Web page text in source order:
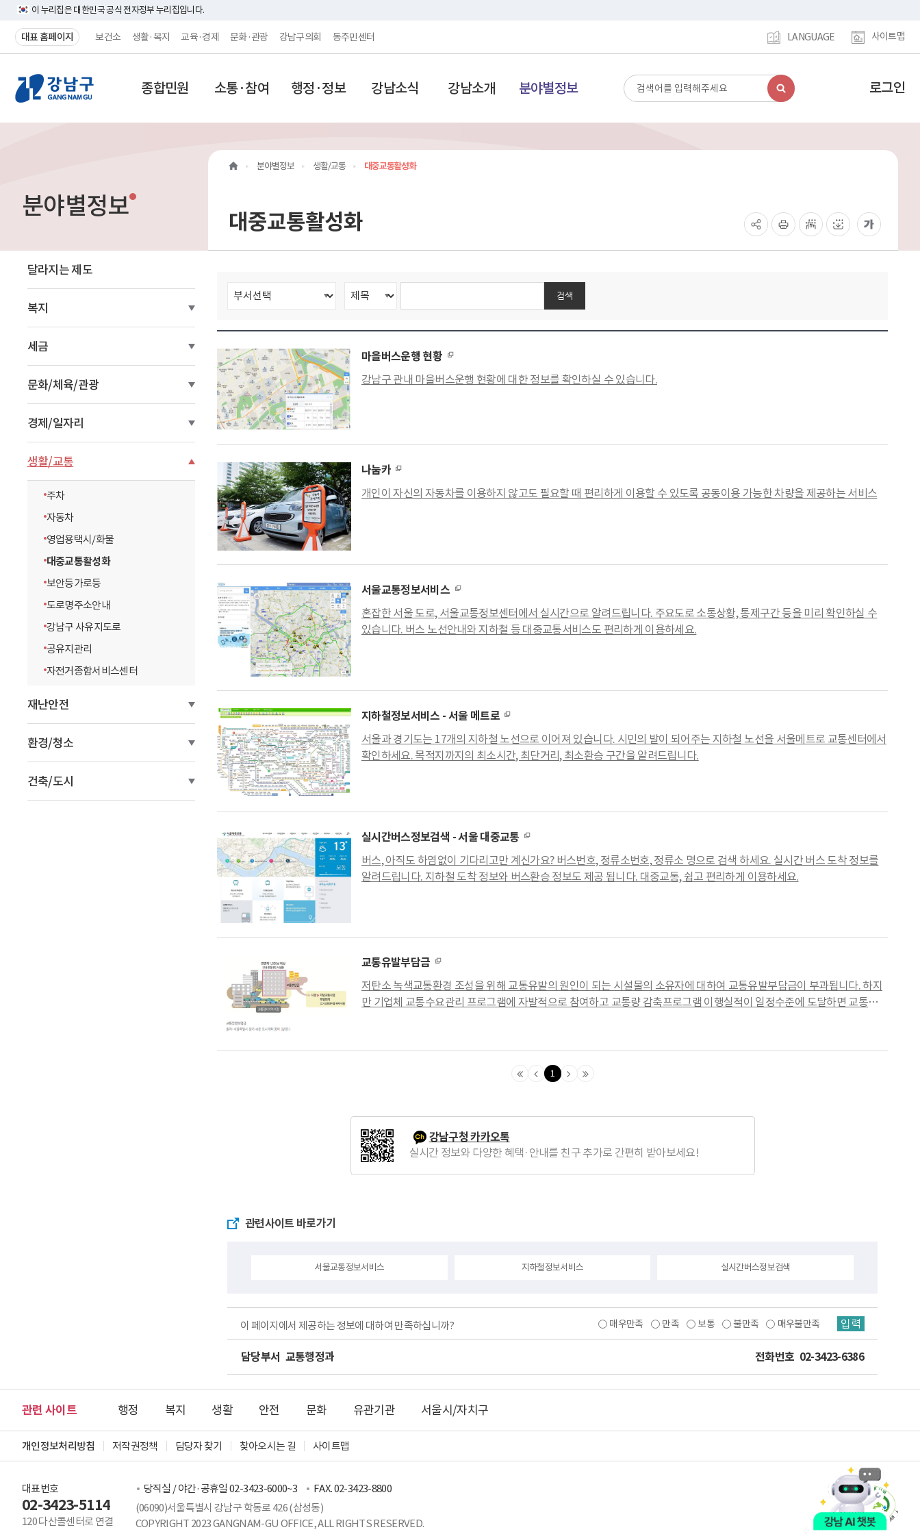
이 누리집은 대한민국 공식 전자정부 누리집입니다.
대표 홈페이지 보건소 생활·복지 교육·경제 문화·관광 강남구의회 동주민센터 LANGUAGE 사이트맵
강
남
페
이
지
메
인
이
동
종합민원 소통·참여 행정·정보 강남소식 강남소개 분야별정보
검
색
동
로그인
분야별정보
달라지는 제도
복지
세금
문화/체육/관광
경제/일자리
생활/교통
주차
자동차
영업용택시/화물
대중교통활성화
보안등가로등
도로명주소안내
강남구 사유지도로
공유지관리
자전거종합서비스센터
재난안전
환경/청소
건축/도시
분야별정보 생활/교통 대중교통활성화
대중교통활성화
검색
마을버스운행 현황
강남구 관내 마을버스운행 현황에 대한 정보를 확인하실 수 있습니다.
나눔카
개인이 자신의 자동차를 이용하지 않고도 필요할 때 편리하게 이용할 수 있도록 공동이용 가능한 차량을 제공하는 서비스
서울교통정보서비스
혼잡한 서울 도로, 서울교통정보센터에서 실시간으로 알려드립니다. 주요도로 소통상황, 통제구간 등을 미리 확인하실 수
있습니다. 버스 노선안내와 지하철 등 대중교통서비스도 편리하게 이용하세요.
지하철정보서비스 - 서울 메트로
서울과 경기도는 17개의 지하철 노선으로 이어져 있습니다. 시민의 발이 되어주는 지하철 노선을 서울메트로 교통센터에서
확인하세요. 목적지까지의 최소시간, 최단거리, 최소환승 구간을 알려드립니다.
실시간버스정보검색 - 서울 대중교통
버스, 아직도 하염없이 기다리고만 계신가요? 버스번호, 정류소번호, 정류소 명으로 검색 하세요. 실시간 버스 도착 정보를
알려드립니다. 지하철 도착 정보와 버스환승 정보도 제공 됩니다. 대중교통, 쉽고 편리하게 이용하세요.
교통유발부담금
저탄소 녹색교통환경 조성을 위해 교통유발의 원인이 되는 시설물의 소유자에 대하여 교통유발부담금이 부과됩니다. 하지
만 기업체 교통수요관리 프로그램에 자발적으로 참여하고 교통량 감축프로그램 이행실적이 일정수준에 도달하면 교통유발
맨
지
로
이
로
1
다
로
맨
이
지
강남구청 카카오톡
실시간 정보와 다양한 혜택·안내를 친구 추가로 간편히 받아보세요!
관련사이트 바로가기
서울교통정보서비스 지하철정보서비스 실시간버스정보검색
이 페이지에서 제공하는 정보에 대하여 만족하십니까? 매우만족 만족 보통 불만족 매우불만족 입력
담당부서 교통행정과 전화번호 02-3423-6386
관련 사이트 행정 복지 생활 안전 문화 유관기관 서울시/자치구
개인정보처리방침 저작권정책 담당자 찾기 찾아오시는 길 사이트맵
대표번호
02-3423-5114
120 다산콜센터로 연결
당직실 / 야간·공휴일 02-3423-6000~3
FAX. 02-3423-8800
(06090)서울특별시 강남구 학동로 426 (삼성동)
COPYRIGHT 2023 GANGNAM-GU OFFICE, ALL RIGHTS RESERVED.